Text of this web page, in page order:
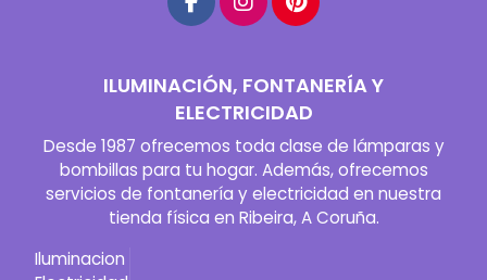
ILUMINACIÓN, FONTANERÍA Y
ELECTRICIDAD
Desde 1987 ofrecemos toda clase de lámparas y
bombillas para tu hogar. Además, ofrecemos
servicios de fontanería y electricidad en nuestra
tienda física en Ribeira, A Coruña.
Iluminacion